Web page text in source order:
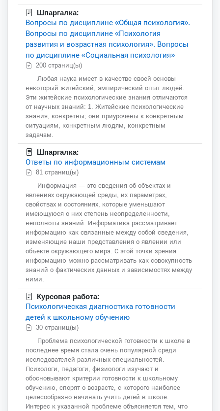
Шпаргалка:
Вопросы по дисциплине «Общая психология».
Вопросы по дисциплине «Психология
развития и возрастная психология». Вопросы
по дисциплине «Социальная психология»
200 страниц(ы)
Любая наука имеет в качестве своей основы
некоторый житейский, эмпирический опыт людей.
Эти житейские психологические знания отличаются
от научных знаний: 1. Житейские психологические
знания, конкретны; они приурочены к конкретным
ситуациям, конкретным людям, конкретным
задачам.
Шпаргалка:
Ответы по информационным системам
81 страниц(ы)
Информация — это сведения об объектах и
явлениях окружающей среды, их параметрах,
свойствах и состояниях, которые уменьшают
имеющуюся о них степень неопределенности,
неполноты знаний. Информатика рассматривает
информацию как связанные между собой сведения,
изменяющие наши представления о явлении или
объекте окружающего мира. С этой точки зрения
информацию можно рассматривать как совокупность
знаний о фактических данных и зависимостях между
ними.
Курсовая работа:
Психологическая диагностика готовности
детей к школьному обучению
30 страниц(ы)
Проблема психологической готовности к школе в
последнее время стала очень популярной среди
исследователей различных специальностей.
Психологи, педагоги, физиологи изучают и
обосновывают критерии готовности к школьному
обучению, спорят о возрасте, с которого наиболее
целесообразно начинать учить детей в школе.
Интерес к указанной проблеме объясняется тем, что